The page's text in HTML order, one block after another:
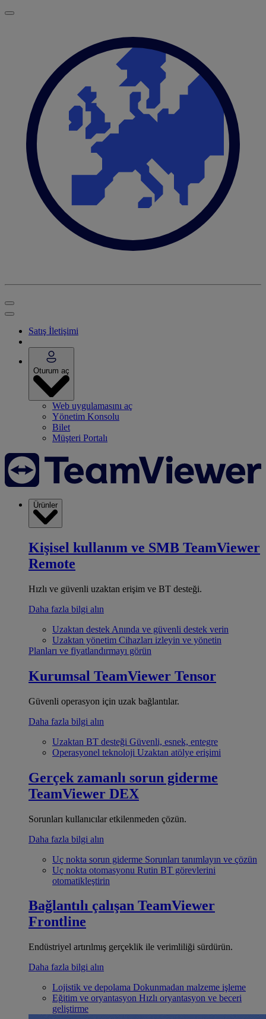
Satış İletişimi
Oturum aç
Web uygulamasını aç
Yönetim Konsolu
Bilet
Müşteri Portalı
Ürünler
Kişisel kullanım ve SMB TeamViewer
Remote
Hızlı ve güvenli uzaktan erişim ve BT desteği.
Daha fazla bilgi alın
Uzaktan destek Anında ve güvenli destek verin
Uzaktan yönetim Cihazları izleyin ve yönetin
Planları ve fiyatlandırmayı görün
Kurumsal TeamViewer Tensor
Güvenli operasyon için uzak bağlantılar.
Daha fazla bilgi alın
Uzaktan BT desteği Güvenli, esnek, entegre
Operasyonel teknoloji Uzaktan atölye erişimi
Gerçek zamanlı sorun giderme
TeamViewer DEX
Sorunları kullanıcılar etkilenmeden çözün.
Daha fazla bilgi alın
Uç nokta sorun giderme Sorunları tanımlayın ve çözün
Uç nokta otomasyonu Rutin BT görevlerini
otomatikleştirin
Bağlantılı çalışan TeamViewer
Frontline
Endüstriyel artırılmış gerçeklik ile verimliliği sürdürün.
Daha fazla bilgi alın
Lojistik ve depolama Dokunmadan malzeme işleme
Eğitim ve oryantasyon Hızlı oryantasyon ve beceri
geliştirme